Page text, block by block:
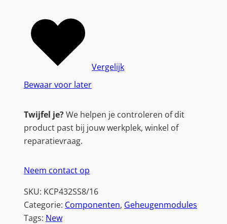
Bewaar voor later
Vergelijk
Twijfel je?We helpen je controleren of dit
product past bij jouw werkplek, winkel of
reparatievraag.
Neem contact op
SKU: KCP432SS8/16
Categorie: Componenten, Geheugenmodules
Tags: New